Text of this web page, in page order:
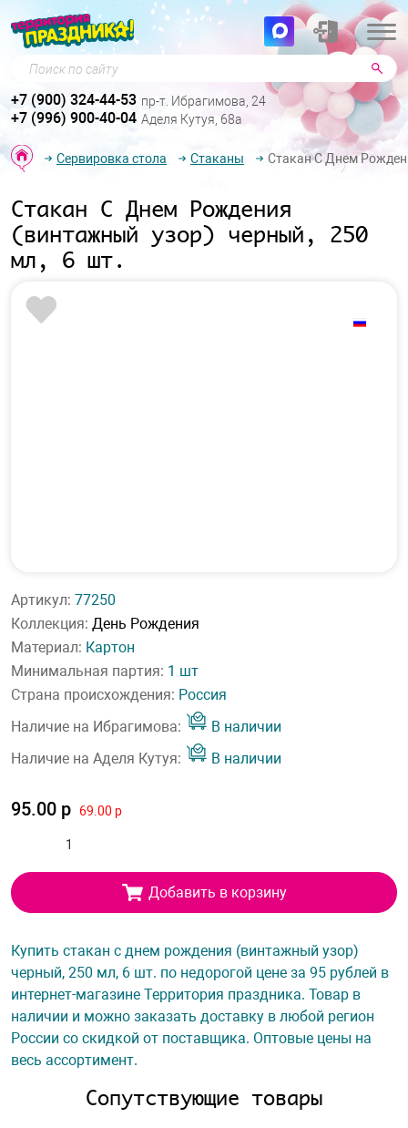
Поиск по сайту
+7 (900) 324-44-53 пр-т. Ибрагимова, 24
+7 (996) 900-40-04 Аделя Кутуя, 68а
Сервировка стола Стаканы Стакан С Днем
Стакан С Днем Рождения
(винтажный узор) черный, 250
мл, 6 шт.
Артикул: 77250
Коллекция: День Рождения
Материал: Картон
Минимальная партия: 1 шт
Страна происхождения: Россия
Наличие на Ибрагимова:
В наличии
Наличие на Аделя Кутуя:
В наличии
95.00 р 69.00 р
Добавить в корзину
Купить стакан с днем рождения (винтажный узор)
черный, 250 мл, 6 шт. по недорогой цене за 95 рублей в
интернет-магазине Территория праздника. Товар в
наличии и можно заказать доставку в любой регион
России со скидкой от поставщика. Оптовые цены на
весь ассортимент.
Сопутствующие товары